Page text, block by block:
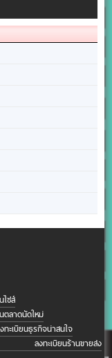
ชส์
ตลาดนัดใหม่
ทะเบียนธุรกิจน่าสนใจ
ลงทะเบียนร้านขายส่ง